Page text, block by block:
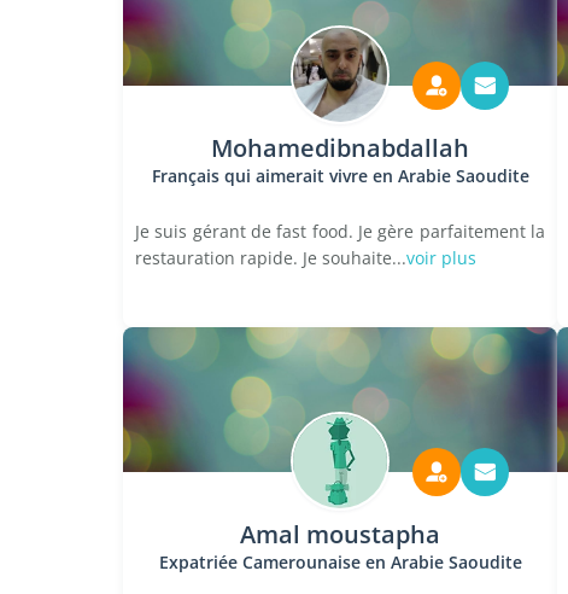
Mohamedibnabdallah
Français qui aimerait vivre en Arabie Saoudite
Je suis gérant de fast food. Je gère parfaitement la
restauration rapide. Je souhaite...voir plus
Amal moustapha
Expatriée Camerounaise en Arabie Saoudite